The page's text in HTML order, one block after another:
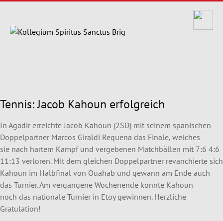
Tennis: Jacob Kahoun erfolgreich
In Agadir erreichte Jacob Kahoun (2SD) mit seinem spanischen
Doppelpartner Marcos Giraldi Requena das Finale, welches
sie nach hartem Kampf und vergebenen Matchbällen mit 7:6 4:6
11:13 verloren. Mit dem gleichen Doppelpartner revanchierte sich
Kahoun im Halbfinal von Ouahab und gewann am Ende auch
das Turnier. Am vergangene Wochenende konnte Kahoun
noch das nationale Turnier in Etoy gewinnen. Herzliche
Gratulation!